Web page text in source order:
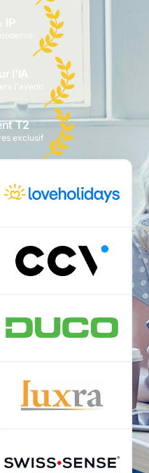
IP
l'IA
l'avenir
T2
exclusif